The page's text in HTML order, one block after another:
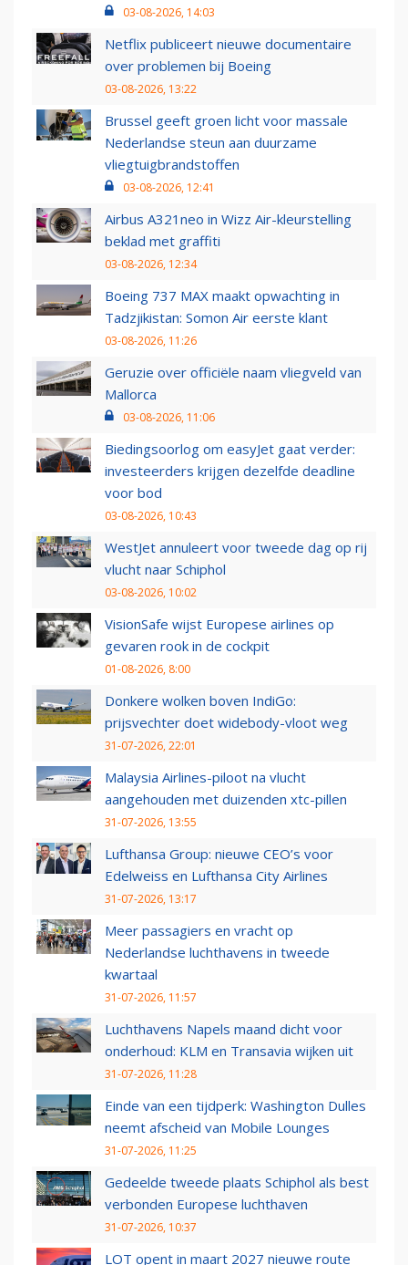
03-08-2026, 14:03
Netflix publiceert nieuwe documentaire
over problemen bij Boeing
03-08-2026, 13:22
Brussel geeft groen licht voor massale
Nederlandse steun aan duurzame
vliegtuigbrandstoffen
03-08-2026, 12:41
Airbus A321neo in Wizz Air-kleurstelling
beklad met graffiti
03-08-2026, 12:34
Boeing 737 MAX maakt opwachting in
Tadzjikistan: Somon Air eerste klant
03-08-2026, 11:26
Geruzie over officiële naam vliegveld van
Mallorca
03-08-2026, 11:06
Biedingsoorlog om easyJet gaat verder:
investeerders krijgen dezelfde deadline
voor bod
03-08-2026, 10:43
WestJet annuleert voor tweede dag op rij
vlucht naar Schiphol
03-08-2026, 10:02
VisionSafe wijst Europese airlines op
gevaren rook in de cockpit
01-08-2026, 8:00
Donkere wolken boven IndiGo:
prijsvechter doet widebody-vloot weg
31-07-2026, 22:01
Malaysia Airlines-piloot na vlucht
aangehouden met duizenden xtc-pillen
31-07-2026, 13:55
Lufthansa Group: nieuwe CEO’s voor
Edelweiss en Lufthansa City Airlines
31-07-2026, 13:17
Meer passagiers en vracht op
Nederlandse luchthavens in tweede
kwartaal
31-07-2026, 11:57
Luchthavens Napels maand dicht voor
onderhoud: KLM en Transavia wijken uit
31-07-2026, 11:28
Einde van een tijdperk: Washington Dulles
neemt afscheid van Mobile Lounges
31-07-2026, 11:25
Gedeelde tweede plaats Schiphol als best
verbonden Europese luchthaven
31-07-2026, 10:37
LOT opent in maart 2027 nieuwe route